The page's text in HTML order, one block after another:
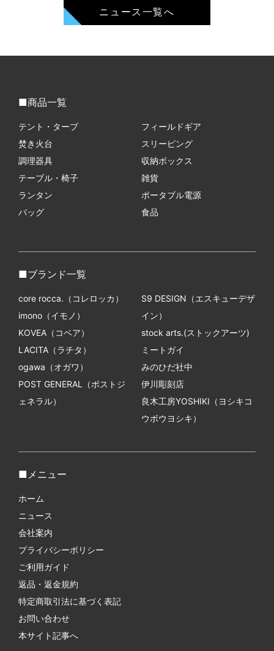
ニュース一覧へ
商品一覧
テント・タープ
焚き火台
調理器具
テーブル・椅子
ランタン
バッグ
フィールドギア
スリーピング
収納ボックス
雑貨
ポータブル電源
食品
ブランド一覧
core rocca.（コレロッカ）
imono（イモノ）
KOVEA（コベア）
LACITA（ラチタ）
ogawa（オガワ）
POST GENERAL（ポストジ
ェネラル）
S9 DESIGN（エスキューデザ
イン）
stock arts.(ストックアーツ)
ミートガイ
みのひだ社中
伊川彫刻店
良木工房YOSHIKI（ヨシキコ
ウボウヨシキ）
メニュー
ホーム
ニュース
会社案内
プライバシーポリシー
ご利用ガイド
返品・返金規約
特定商取引法に基づく表記
お問い合わせ
本サイト記事へ